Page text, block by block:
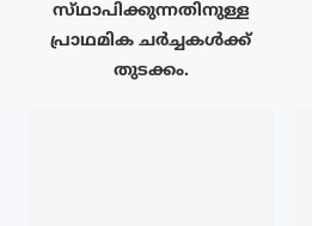
സ്‌ഥാപിക്കുന്നതിനുള്ള
പ്രാഥമിക ചർച്ചകൾക്ക്
തുടക്കം.